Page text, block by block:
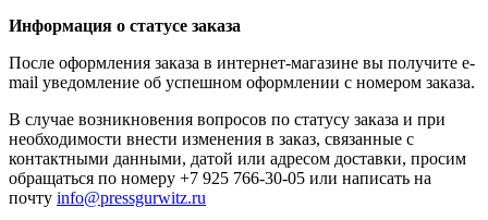
Информация о статусе заказа
После оформления заказа в интернет-магазине вы получите e-
mail уведомление об успешном оформлении с номером заказа.
В случае возникновения вопросов по статусу заказа и при
необходимости внести изменения в заказ, связанные с
контактными данными, датой или адресом доставки, просим
обращаться по номеру +7 925 766-30-05 или написать на
почту info@pressgurwitz.ru